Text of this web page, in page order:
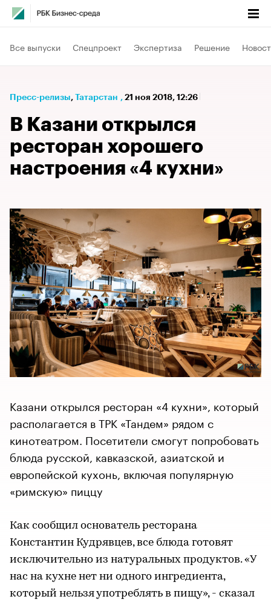
Все выпуски Спецпроект Экспертиза Решение
Пресс-релизы⁠, Татарстан , 21 ноя 2018, 12:26
В Казани открылся
ресторан хорошего
настроения «4 кухни»
Казани открылся ресторан «4 кухни», который
располагается в ТРК «Тандем» рядом с
кинотеатром. Посетители смогут попробовать
блюда русской, кавказской, азиатской и
европейской кухонь, включая популярную
«римскую» пиццу
Как сообщил основатель ресторана
Константин Кудрявцев, все блюда готовят
исключительно из натуральных продуктов. «У
нас на кухне нет ни одного ингредиента,
который нельзя употреблять в пищу», - сказал